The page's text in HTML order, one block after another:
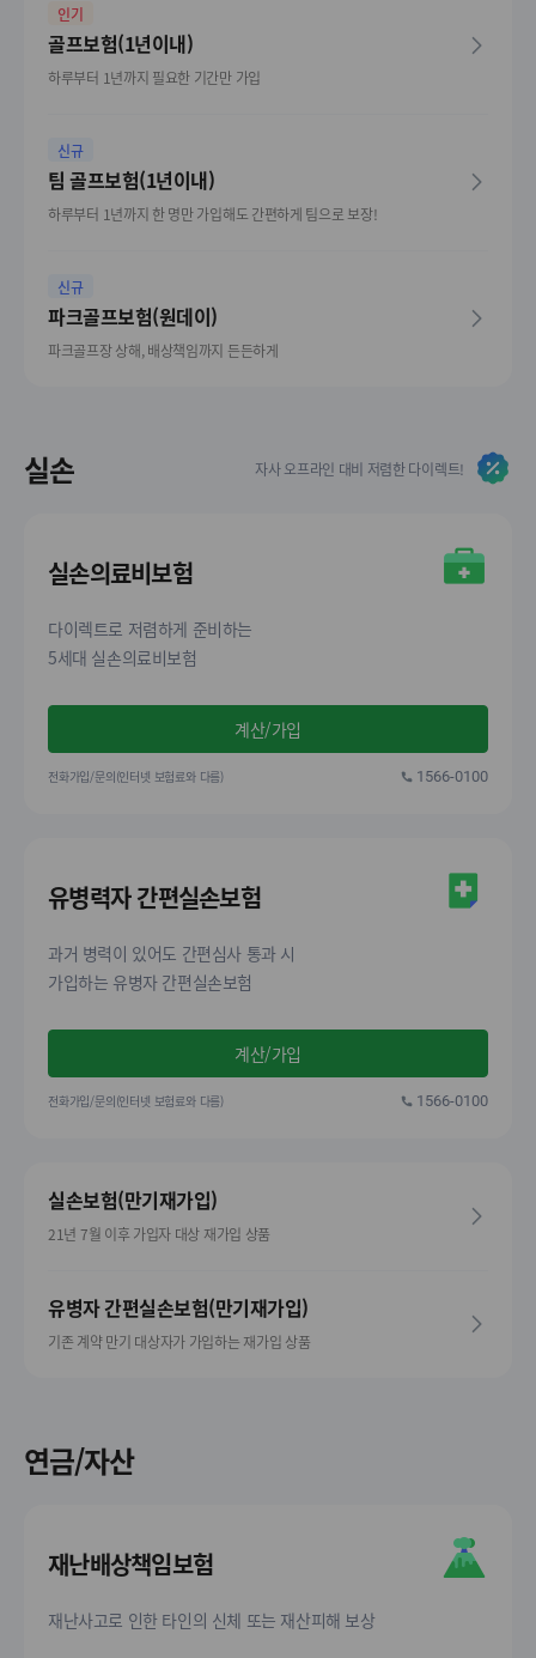
인기
골프보험(1년이내)
하루부터 1년까지 필요한 기간만 가입
신규
팀 골프보험(1년이내)
하루부터 1년까지 한 명만 가입해도 간편하게 팀으로 보장!
신규
파크골프보험(원데이)
파크골프장 상해, 배상책임까지 든든하게
실손 자사 오프라인 대비 저렴한 다이렉트!
실손의료비보험
다이렉트로 저렴하게 준비하는
5세대 실손의료비보험
계산/가입
전화가입/문의(인터넷 보험료와 다름) 1566-0100
유병력자 간편실손보험
과거 병력이 있어도 간편심사 통과 시
가입하는 유병자 간편실손보험
계산/가입
전화가입/문의(인터넷 보험료와 다름) 1566-0100
실손보험(만기재가입)
21년 7월 이후 가입자 대상 재가입 상품
유병자 간편실손보험(만기재가입)
기존 계약 만기 대상자가 가입하는 재가입 상품
연금/자산
재난배상책임보험
재난사고로 인한 타인의 신체 또는 재산피해 보상